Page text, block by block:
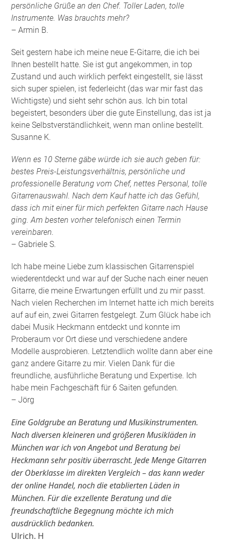
persönliche Grüße an den Chef. Toller Laden, tolle
Instrumente. Was brauchts mehr?
– Armin B.
Seit gestern habe ich meine neue E-Gitarre, die ich bei
Ihnen bestellt hatte. Sie ist gut angekommen, in top
Zustand und auch wirklich perfekt eingestellt, sie lässt
sich super spielen, ist federleicht (das war mir fast das
Wichtigste) und sieht sehr schön aus. Ich bin total
begeistert, besonders über die gute Einstellung, das ist ja
keine Selbstverständlichkeit, wenn man online bestellt.
Susanne K.
Wenn es 10 Sterne gäbe würde ich sie auch geben für:
bestes Preis-Leistungsverhältnis, persönliche und
professionelle Beratung vom Chef, nettes Personal, tolle
Gitarrenauswahl. Nach dem Kauf hatte ich das Gefühl,
dass ich mit einer für mich perfekten Gitarre nach Hause
ging. Am besten vorher telefonisch einen Termin
vereinbaren.
– Gabriele S.
Ich habe meine Liebe zum klassischen Gitarrenspiel
wiederentdeckt und war auf der Suche nach einer neuen
Gitarre, die meine Erwartungen erfüllt und zu mir passt.
Nach vielen Recherchen im Internet hatte ich mich bereits
auf auf ein, zwei Gitarren festgelegt. Zum Glück habe ich
dabei Musik Heckmann entdeckt und konnte im
Proberaum vor Ort diese und verschiedene andere
Modelle ausprobieren. Letztendlich wollte dann aber eine
ganz andere Gitarre zu mir. Vielen Dank für die
freundliche, ausführliche Beratung und Expertise. Ich
habe mein Fachgeschäft für 6 Saiten gefunden.
– Jörg
Eine Goldgrube an Beratung und Musikinstrumenten.
Nach diversen kleineren und größeren Musikläden in
München war ich von Angebot und Beratung bei
Heckmann sehr positiv überrascht. Jede Menge Gitarren
der Oberklasse im direkten Vergleich – das kann weder
der online Handel, noch die etablierten Läden in
München. Für die exzellente Beratung und die
freundschaftliche Begegnung möchte ich mich
ausdrücklich bedanken.
Ulrich. H